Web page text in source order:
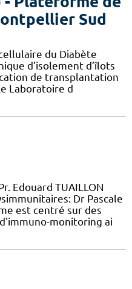
Sud
du Diabète
d’isolement d’îlots
de transplantation
Laboratoire d
Edouard TUAILLON
Dr Pascale
est centré sur des
monitoring ai